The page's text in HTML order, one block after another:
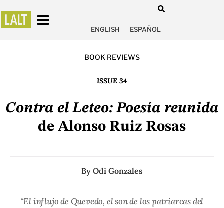
ENGLISH ESPAÑOL
BOOK REVIEWS
ISSUE 34
Contra el Leteo: Poesía reunida
de Alonso Ruiz Rosas
By Odi Gonzales
“El influjo de Quevedo, el son de los patriarcas del